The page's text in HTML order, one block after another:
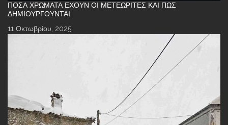
ΠΌΣΑ ΧΡΏΜΑΤΑ ΈΧΟΥΝ ΟΙ ΜΕΤΕΩΡΊΤΕΣ ΚΑΙ ΠΏΣ
ΔΗΜΙΟΥΡΓΟΎΝΤΑΙ
11 Οκτωβρίου, 2025